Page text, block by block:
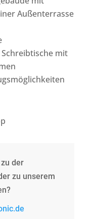
Außenterrasse
mit
der
zu unserem